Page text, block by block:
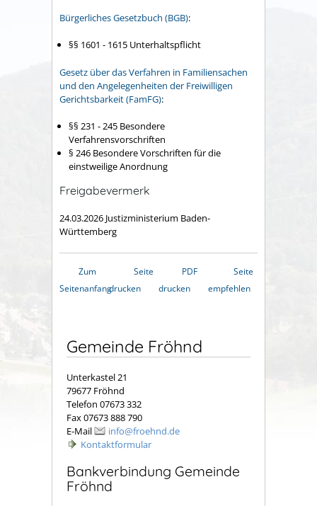
Bürgerliches Gesetzbuch (BGB):
§§ 1601 - 1615 Unterhaltspflicht
Gesetz über das Verfahren in Familiensachen
und den Angelegenheiten der Freiwilligen
Gerichtsbarkeit (FamFG):
§§ 231 - 245 Besondere
Verfahrensvorschriften
§ 246 Besondere Vorschriften für die
einstweilige Anordnung
Freigabevermerk
24.03.2026 Justizministerium Baden-
Württemberg
Zum
Seitenanfang
Seite
drucken
PDF
drucken
Seite
empfehlen
Gemeinde Fröhnd
Unterkastel 21
79677 Fröhnd
Telefon 07673 332
Fax 07673 888 790
E-Mail
info@froehnd.de
Kontaktformular
Bankverbindung Gemeinde
Fröhnd